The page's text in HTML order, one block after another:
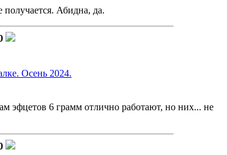
Абидна, да.
Осень 2024.
эфцетов 6 грамм отлично работают, но них... не